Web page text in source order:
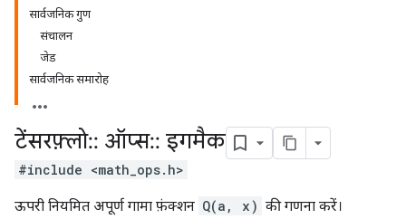
सार्वजनिक गुण
संचालन
जेड
सार्वजनिक समारोह
टेंसरफ़्लो:: ऑप्स:: इगमैक
#include <math_ops.h>
ऊपरी नियमित अपूर्ण गामा फ़ंक्शन Q(a, x) की गणना करें।